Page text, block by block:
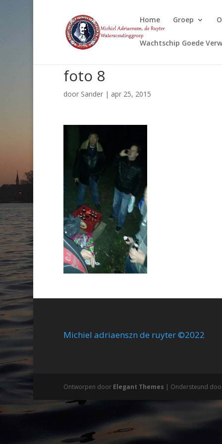
Home Groep
Wachtschip Goede
foto 8
door Sander| apr 25, 2015
Michiel adriaenszn de ruyter ©2022
Ontworpen door Elegant Themes | Ondersteund